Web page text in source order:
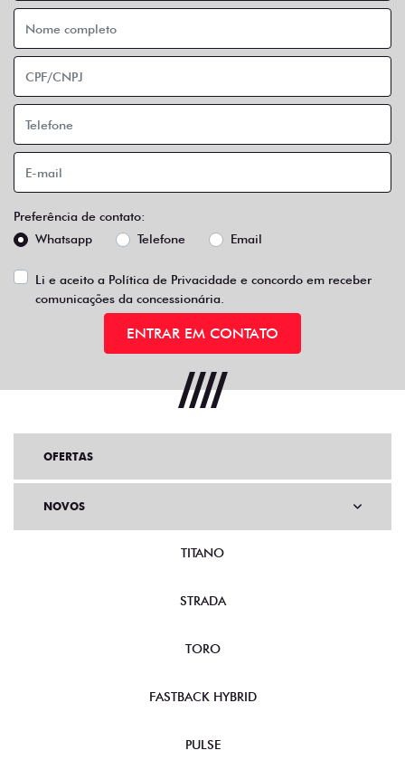
Preferência de contato:
Whatsapp
Telefone Email
Li e aceito a Política de Privacidade e concordo em receber
comunicações da concessionária.
ENTRAR EM CONTATO
OFERTAS
NOVOS
TITANO
STRADA
TORO
FASTBACK HYBRID
PULSE